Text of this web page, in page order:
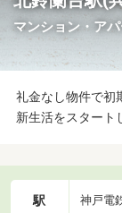
マンション・ア
礼金なし物件で初
新生活をスタート
駅 神戸電